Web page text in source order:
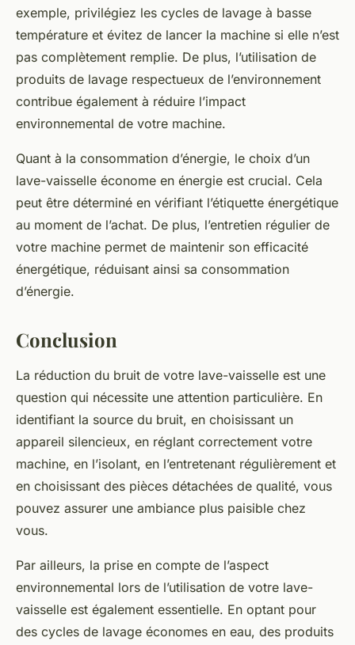
exemple, privilégiez les cycles de lavage à basse
température et évitez de lancer la machine si elle n’est
pas complètement remplie. De plus, l’utilisation de
produits de lavage respectueux de l’environnement
contribue également à réduire l’impact
environnemental de votre machine.
Quant à la consommation d’énergie, le choix d’un
lave-vaisselle économe en énergie est crucial. Cela
peut être déterminé en vérifiant l’étiquette énergétique
au moment de l’achat. De plus, l’entretien régulier de
votre machine permet de maintenir son efficacité
énergétique, réduisant ainsi sa consommation
d’énergie.
Conclusion
La réduction du bruit de votre lave-vaisselle est une
question qui nécessite une attention particulière. En
identifiant la source du bruit, en choisissant un
appareil silencieux, en réglant correctement votre
machine, en l’isolant, en l’entretenant régulièrement et
en choisissant des pièces détachées de qualité, vous
pouvez assurer une ambiance plus paisible chez
vous.
Par ailleurs, la prise en compte de l’aspect
environnemental lors de l’utilisation de votre lave-
vaisselle est également essentielle. En optant pour
des cycles de lavage économes en eau, des produits